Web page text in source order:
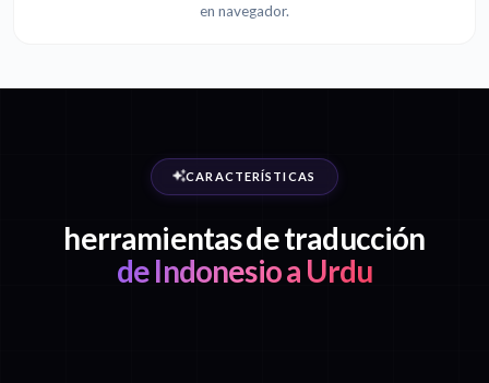
en navegador.
CARACTERÍSTICAS
herramientas de traducción
de Indonesio a Urdu